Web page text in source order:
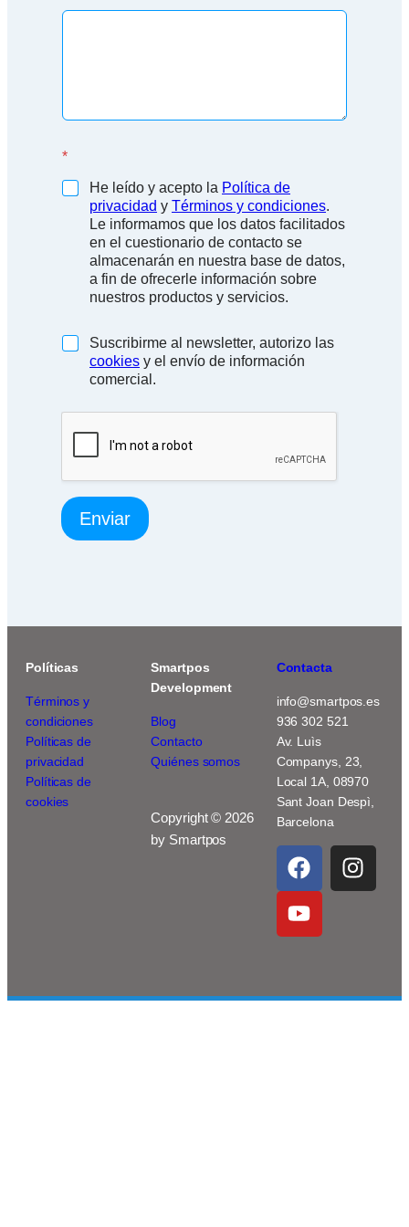
*
He leído y acepto la Política de
privacidad y Términos y condiciones.
Le informamos que los datos facilitados
en el cuestionario de contacto se
almacenarán en nuestra base de datos,
a fin de ofrecerle información sobre
nuestros productos y servicios.
(
i
Suscribirme al newsletter, autorizo las
cookies y el envío de información
comercial.
Enviar
Políticas
Términos y
condiciones
Políticas de
privacidad
Políticas de
cookies
Smartpos
Development
Blog
Contacto
Quiénes somos
Copyright © 2026
by Smartpos
Contacta
info@smartpos.es
936 302 521
Av. Luìs
Companys, 23,
Local 1A, 08970
Sant Joan Despì,
Barcelona